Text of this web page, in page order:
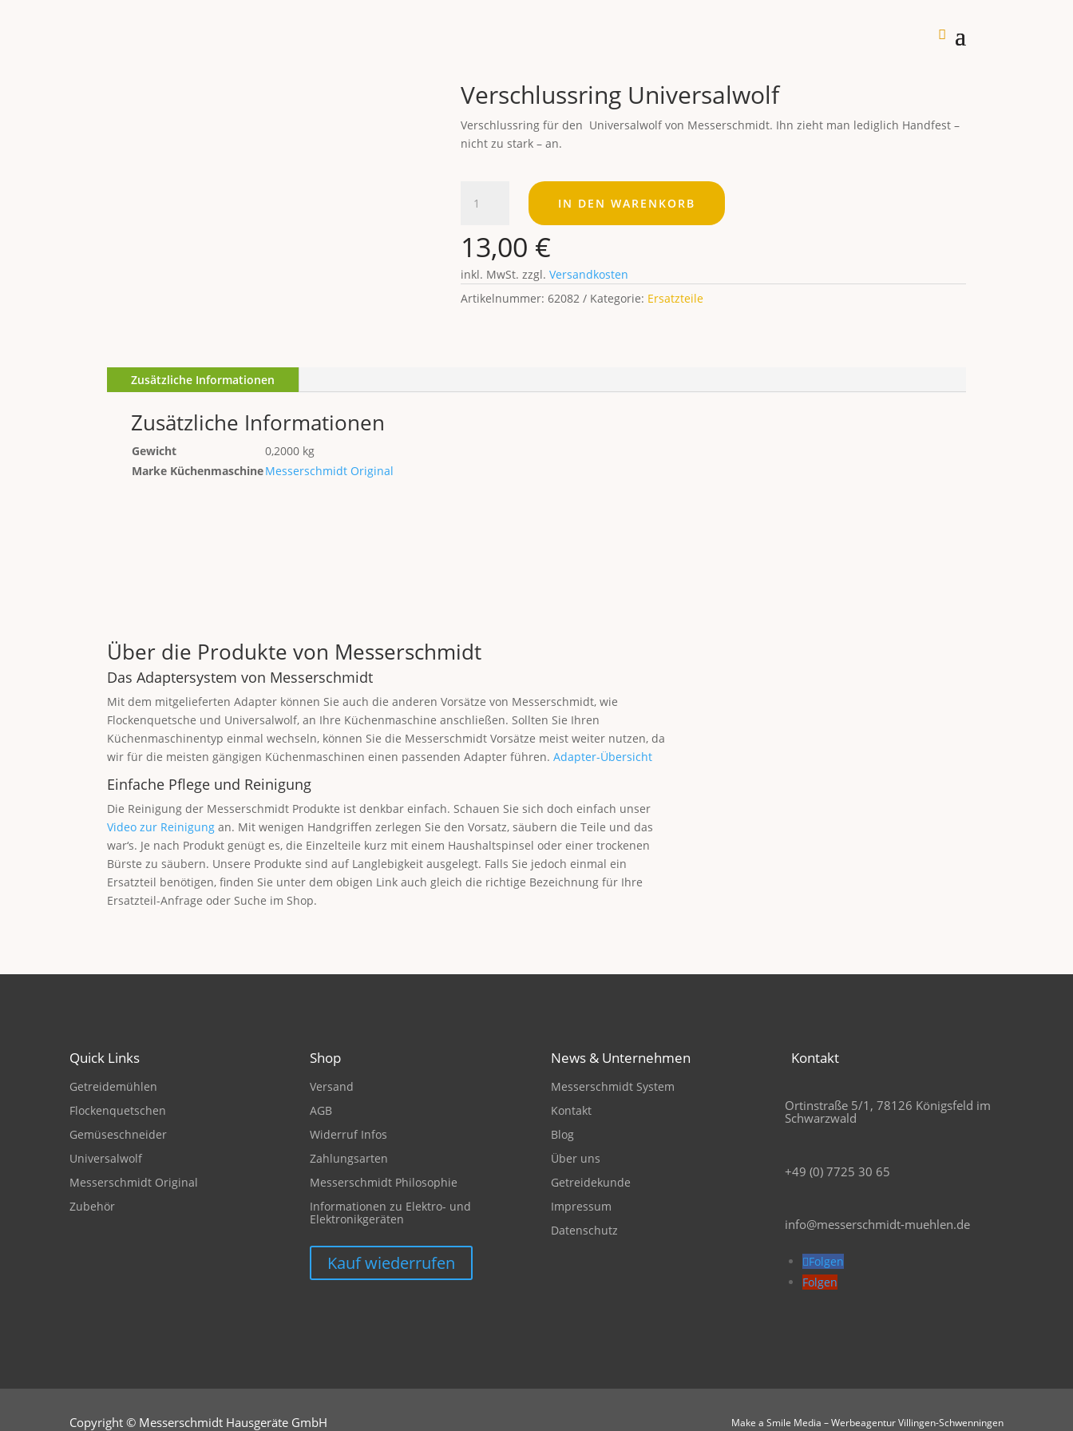
Verschlussring Universalwolf
Verschlussring für den Universalwolf von Messerschmidt. Ihn zieht man lediglich Handfest –
nicht zu stark – an.
IN DEN WARENKORB
13,00 €
inkl. MwSt. zzgl.Versandkosten
Artikelnummer:62082 Kategorie: Ersatzteile
Zusätzliche Informationen
Zusätzliche Informationen
Gewicht
0,2000 kg
Marke KüchenmaschineMesserschmidt Original
Über die Produkte von Messerschmidt
Das Adaptersystem von Messerschmidt
Mit dem mitgelieferten Adapter können Sie auch die anderen Vorsätze von Messerschmidt, wie
Flockenquetsche und Universalwolf, an Ihre Küchenmaschine anschließen. Sollten Sie Ihren
Küchenmaschinentyp einmal wechseln, können Sie die Messerschmidt Vorsätze meist weiter nutzen, da
wir für die meisten gängigen Küchenmaschinen einen passenden Adapter führen.Adapter-Übersicht
Einfache Pflege und Reinigung
Die Reinigung der Messerschmidt Produkte ist denkbar einfach. Schauen Sie sich doch einfach unser
Video zur Reinigung an. Mit wenigen Handgriffen zerlegen Sie den Vorsatz, säubern die Teile und das
war‘s. Je nach Produkt genügt es, die Einzelteile kurz mit einem Haushaltspinsel oder einer trockenen
Bürste zu säubern. Unsere Produkte sind auf Langlebigkeit ausgelegt. Falls Sie jedoch einmal ein
Ersatzteil benötigen, finden Sie unter dem obigen Link auch gleich die richtige Bezeichnung für Ihre
Ersatzteil-Anfrage oder Suche im Shop.
Quick Links
Getreidemühlen
Flockenquetschen
Gemüseschneider
Universalwolf
Messerschmidt Original
Zubehör
Shop
Versand
AGB
Widerruf Infos
Zahlungsarten
Messerschmidt Philosophie
Informationen zu Elektro- und
Elektronikgeräten
Kauf wiederrufen
News & Unternehmen
Messerschmidt System
Kontakt
Blog
Über uns
Getreidekunde
Impressum
Datenschutz
Kontakt
Ortinstraße 5/1, 78126 Königsfeld im
Schwarzwald
+49 (0) 7725 30 65
info@messerschmidt-muehlen.de
Folgen
Folgen
Copyright © Messerschmidt Hausgeräte GmbH Make a Smile Media – Werbeagentur Villingen-Schwenningen